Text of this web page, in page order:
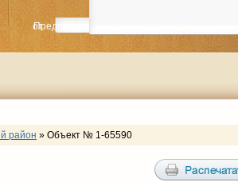
от
Предпочитаемая цена
район » Объект № 1-65590